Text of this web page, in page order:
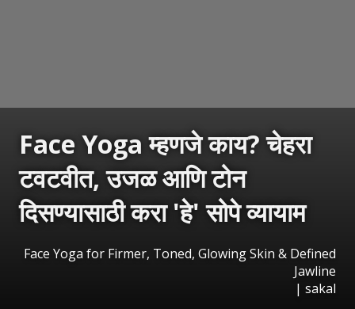
Face Yoga म्हणजे काय? चेहरा
टवटवीत, उजळ आणि टोन
दिसण्यासाठी करा 'हे' सोपे व्यायाम
Face Yoga for Firmer, Toned, Glowing Skin & Defined
Jawline
| sakal